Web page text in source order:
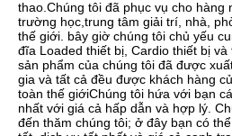
thao.Chúng tôi đã phục vụ cho hàng
trường học,trung tâm giải trí, nhà,
thế giới. bây giờ chúng tôi chủ yếu
đĩa Loaded thiết bị, Cardio thiết bị
sản phẩm của chúng tôi đã được
gia và tất cả đều được khách hàng
toàn thế giớiChúng tôi hứa với bạn
nhất với giá cả hấp dẫn và hợp lý.
đến thăm chúng tôi; ở đây bạn có